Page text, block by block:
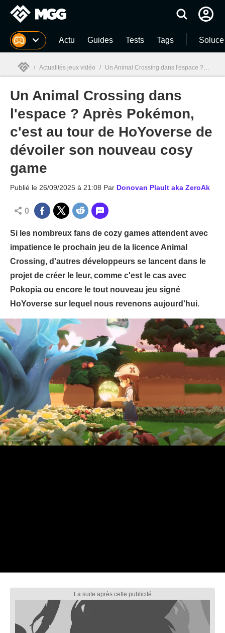
MGG Actu Guides Tests Tags
MGG
/ Actualités jeux vidéo / Un Animal Crossing dans l'espace ? Après Pokémon, c'est au tour de HoYoverse de dévoiler son nouveau cosy game
Un Animal Crossing dans
l'espace ? Après Pokémon,
c'est au tour de HoYoverse de
dévoiler son nouveau cosy
game
Publié le 26/09/2025 à 21:08 Par Donovan Plault aka ZeroAk
0
Si les nombreux fans de cozy games attendent avec
impatience le prochain jeu de la licence Animal
Crossing, d'autres développeurs se lancent dans le
projet de créer le leur, comme c'est le cas avec
Pokopia ou encore le tout nouveau jeu signé
HoYoverse sur lequel nous revenons aujourd'hui.